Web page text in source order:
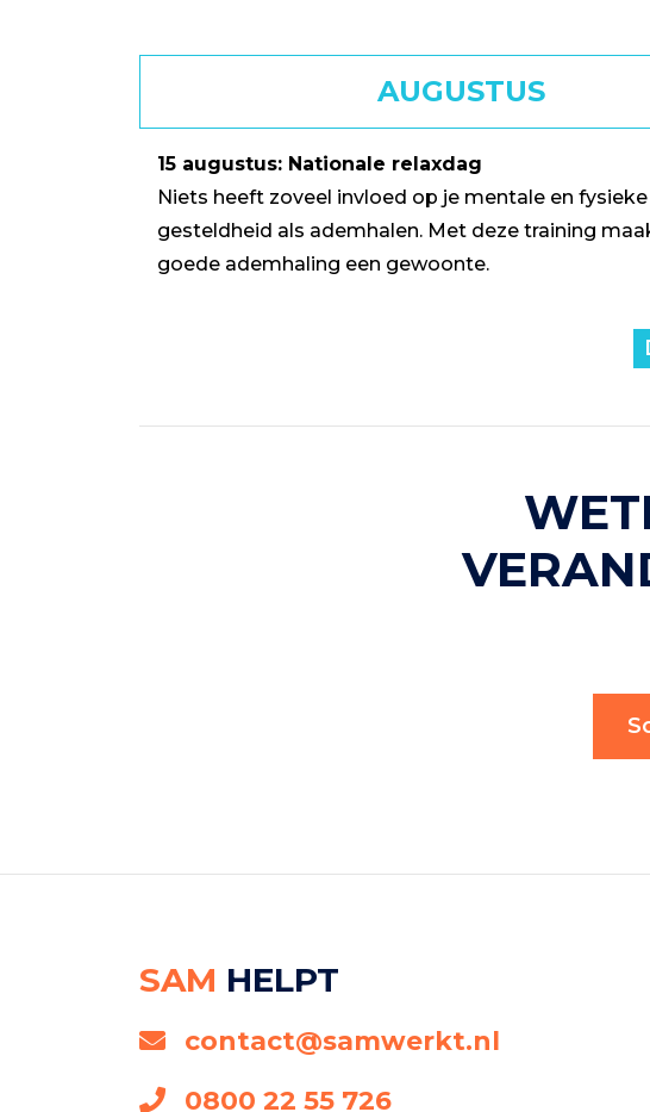
AUGUSTUS
15 augustus: Nationale relaxdag
Niets heeft zoveel invloed op je mentale en fysieke
gesteldheid als ademhalen. Met deze training
goede ademhaling een gewoonte.
SAM HELPT
contact@samwerkt.nl
0800 22 55 726